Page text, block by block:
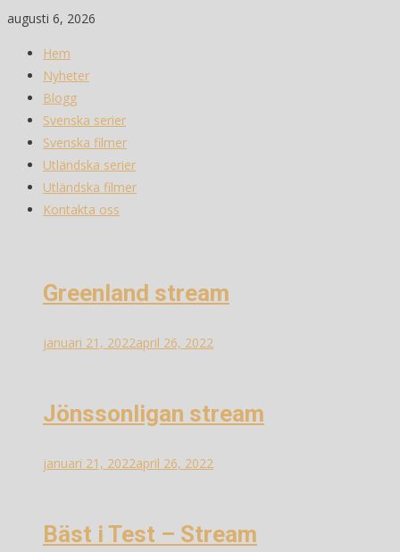
Skip
content
augusti 6, 2026
Hem
Nyheter
Blogg
Svenska serier
Svenska filmer
Utländska serier
Utländska filmer
Kontakta oss
Greenland stream
januari 21, 2022april 26, 2022
Jönssonligan stream
januari 21, 2022april 26, 2022
Bäst i Test – Stream